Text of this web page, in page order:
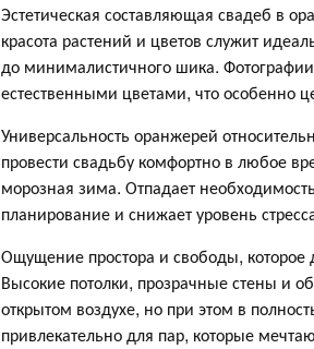
Эстетическая составляющая свадеб в
красота растений и цветов служит
до минималистичного шика.
естественными цветами, что особенно
Универсальность оранжерей
провести свадьбу комфортно в любое
морозная зима. Отпадает
планирование и снижает уровень
Ощущение простора и свободы,
Высокие потолки, прозрачные стены и
открытом воздухе, но при этом в
привлекательно для пар, которые